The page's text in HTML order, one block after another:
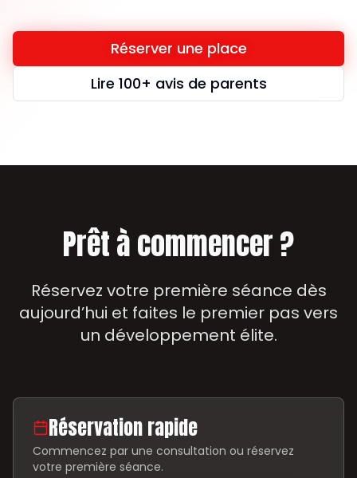
Réserver une place
Lire 100+ avis de parents
Prêt à commencer ?
Réservez votre première séance dès
aujourd’hui et faites le premier pas vers
un développement élite.
Réservation rapide
Commencez par une consultation ou réservez
votre première séance.